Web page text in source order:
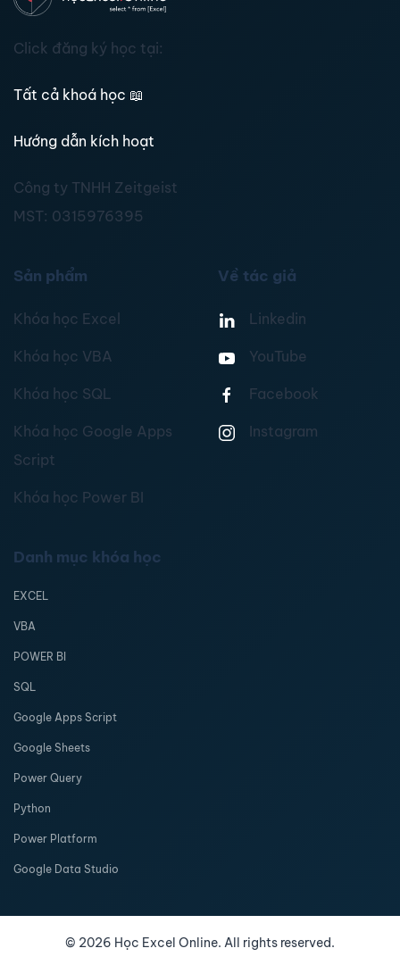
Click đăng ký học tại:
Tất cả khoá học 📖
Hướng dẫn kích hoạt
Công ty TNHH Zeitgeist
MST: 0315976395
Sản phẩm
Khóa học Excel
Khóa học VBA
Khóa học SQL
Khóa học Google Apps
Script
Khóa học Power BI
Về tác giả
Linkedin
YouTube
Facebook
Instagram
Danh mục khóa học
EXCEL
VBA
POWER BI
SQL
Google Apps Script
Google Sheets
Power Query
Python
Power Platform
Google Data Studio
© 2026 Học Excel Online. All rights reserved.